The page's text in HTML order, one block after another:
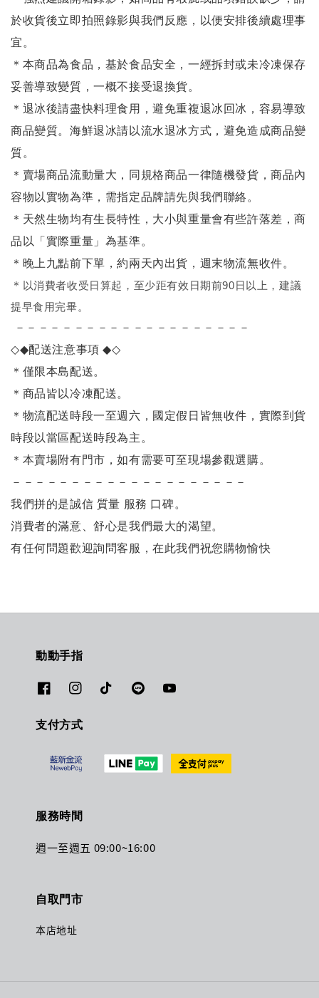
於收貨後立即拍照錄影與我們反應，以便安排後續處理事
宜。
＊本商品為食品，基於食品安全，一經拆封或未冷凍保存
妥善導致變質，一概不接受退換貨。
＊退冰後請盡快料理食用，避免重複退冰回冰，容易導致
商品變質。海鮮退冰請以流水退冰方式，避免造成商品變
質。
＊賣場商品流動量大，同規格商品一律隨機發貨，商品內
容物以實物為準，需指定品牌請先與我們聯絡。
＊天然生物均有生長特性，大小與重量會有些許落差，商
品以「實際重量」為基準。
＊晚上九點前下單，約兩天內出貨，週末物流無收件。
＊ 以消費者收受日算起，至少距有效日期前90日以上，建議
提早食用完畢。
－－－－－－－－－－－－－－－－－－－－
◇◆配送注意事項◆◇
＊僅限本島配送。
＊商品皆以冷凍配送。
＊物流配送時段一至週六，國定假日皆無收件，實際到貨
時段以當區配送時段為主。
＊本賣場附有門市，如有需要可至現場參觀選購。
－－－－－－－－－－－－－－－－－－－－
我們拼的是誠信 質量 服務 口碑。
消費者的滿意、舒心是我們最大的渴望。
有任何問題歡迎詢問客服，在此我們祝您購物愉快
動動手指
支付方式
服務時間
週一至週五 09:00~16:00
自取門市
本店地址